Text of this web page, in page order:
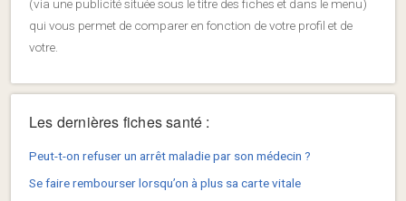
(via une publicité située sous le titre des fiches et dans le menu)
qui vous permet de comparer en fonction de votre profil et de
votre.
Les dernières fiches santé :
Peut-t-on refuser un arrêt maladie par son médecin ?
Se faire rembourser lorsqu’on à plus sa carte vitale